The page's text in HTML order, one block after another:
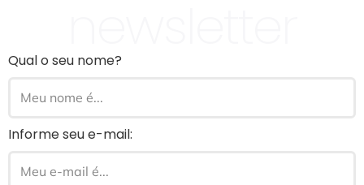
Qual o seu nome?
Informe seu e-mail: